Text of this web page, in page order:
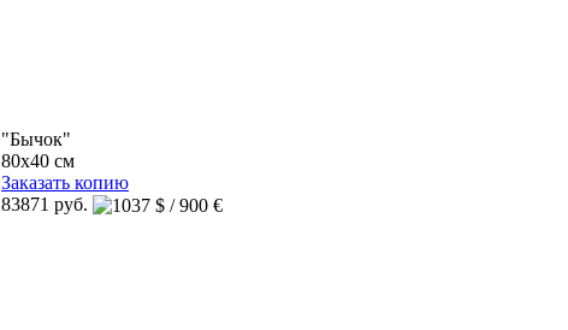
"Бычок"
80x40 см
Заказать копию
83871 руб.